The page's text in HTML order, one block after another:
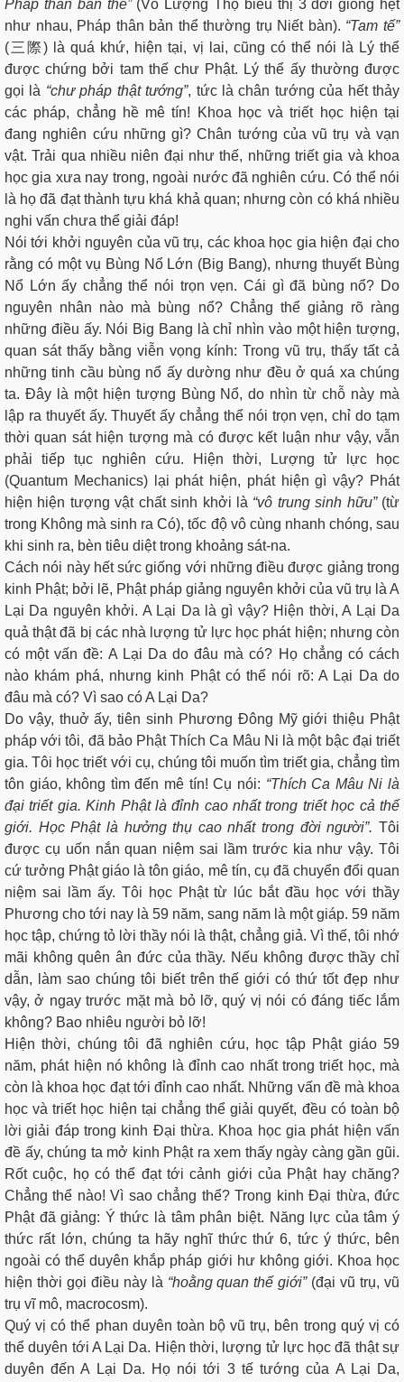
Pháp thân bản thể” (Vô Lượng Thọ biểu thị 3 đời giống hệt
như nhau, Pháp thân bản thể thường trụ Niết bàn). “Tam tế”
(三際) là quá khứ, hiện tại, vị lai, cũng có thể nói là Lý thể
được chứng bởi tam thế chư Phật. Lý thể ấy thường được
gọi là “chư pháp thật tướng”, tức là chân tướng của hết thảy
các pháp, chẳng hề mê tín! Khoa học và triết học hiện tại
đang nghiên cứu những gì? Chân tướng của vũ trụ và vạn
vật. Trải qua nhiều niên đại như thế, những triết gia và khoa
học gia xưa nay trong, ngoài nước đã nghiên cứu. Có thể nói
là họ đã đạt thành tựu khá khả quan; nhưng còn có khá nhiều
nghi vấn chưa thể giải đáp!
Nói tới khởi nguyên của vũ trụ, các khoa học gia hiện đại cho
rằng có một vụ Bùng Nổ Lớn (Big Bang), nhưng thuyết Bùng
Nổ Lớn ấy chẳng thể nói trọn vẹn. Cái gì đã bùng nổ? Do
nguyên nhân nào mà bùng nổ? Chẳng thể giảng rõ ràng
những điều ấy. Nói Big Bang là chỉ nhìn vào một hiện tượng,
quan sát thấy bằng viễn vọng kính: Trong vũ trụ, thấy tất cả
những tinh cầu bùng nổ ấy dường như đều ở quá xa chúng
ta. Đây là một hiện tượng Bùng Nổ, do nhìn từ chỗ này mà
lập ra thuyết ấy. Thuyết ấy chẳng thể nói trọn vẹn, chỉ do tạm
thời quan sát hiện tượng mà có được kết luận như vậy, vẫn
phải tiếp tục nghiên cứu. Hiện thời, Lượng tử lực học
(Quantum Mechanics) lại phát hiện, phát hiện gì vậy? Phát
hiện hiện tượng vật chất sinh khởi là “vô trung sinh hữu” (từ
trong Không mà sinh ra Có), tốc độ vô cùng nhanh chóng, sau
khi sinh ra, bèn tiêu diệt trong khoảng sát-na.
Cách nói này hết sức giống với những điều được giảng trong
kinh Phật; bởi lẽ, Phật pháp giảng nguyên khởi của vũ trụ là A
Lại Da nguyên khởi. A Lại Da là gì vậy? Hiện thời, A Lại Da
quả thật đã bị các nhà lượng tử lực học phát hiện; nhưng còn
có một vấn đề: A Lại Da do đâu mà có? Họ chẳng có cách
nào khám phá, nhưng kinh Phật có thể nói rõ: A Lại Da do
đâu mà có? Vì sao có A Lại Da?
Do vậy, thuở ấy, tiên sinh Phương Đông Mỹ giới thiệu Phật
pháp với tôi, đã bảo Phật Thích Ca Mâu Ni là một bậc đại triết
gia. Tôi học triết với cụ, chúng tôi muốn tìm triết gia, chẳng tìm
tôn giáo, không tìm đến mê tín! Cụ nói: “Thích Ca Mâu Ni là
đại triết gia. Kinh Phật là đỉnh cao nhất trong triết học cả thế
giới. Học Phật là hưởng thụ cao nhất trong đời người”. Tôi
được cụ uốn nắn quan niệm sai lầm trước kia như vậy. Tôi
cứ tưởng Phật giáo là tôn giáo, mê tín, cụ đã chuyển đổi quan
niệm sai lầm ấy. Tôi học Phật từ lúc bắt đầu học với thầy
Phương cho tới nay là 59 năm, sang năm là một giáp. 59 năm
học tập, chứng tỏ lời thầy nói là thật, chẳng giả. Vì thế, tôi nhớ
mãi không quên ân đức của thầy. Nếu không được thầy chỉ
dẫn, làm sao chúng tôi biết trên thế giới có thứ tốt đẹp như
vậy, ở ngay trước mặt mà bỏ lỡ, quý vị nói có đáng tiếc lắm
không? Bao nhiêu người bỏ lỡ!
Hiện thời, chúng tôi đã nghiên cứu, học tập Phật giáo 59
năm, phát hiện nó không là đỉnh cao nhất trong triết học, mà
còn là khoa học đạt tới đỉnh cao nhất. Những vấn đề mà khoa
học và triết học hiện tại chẳng thể giải quyết, đều có toàn bộ
lời giải đáp trong kinh Đại thừa. Khoa học gia phát hiện vấn
đề ấy, chúng ta mở kinh Phật ra xem thấy ngày càng gần gũi.
Rốt cuộc, họ có thể đạt tới cảnh giới của Phật hay chăng?
Chẳng thể nào! Vì sao chẳng thể? Trong kinh Đại thừa, đức
Phật đã giảng: Ý thức là tâm phân biệt. Năng lực của tâm ý
thức rất lớn, chúng ta hãy nghĩ thức thứ 6, tức ý thức, bên
ngoài có thể duyên khắp pháp giới hư không giới. Khoa học
hiện thời gọi điều này là “hoằng quan thế giới” (đại vũ trụ, vũ
trụ vĩ mô, macrocosm).
Quý vị có thể phan duyên toàn bộ vũ trụ, bên trong quý vị có
thể duyên tới A Lại Da. Hiện thời, lượng tử lực học đã thật sự
duyên đến A Lại Da. Họ nói tới 3 tế tướng của A Lại Da,